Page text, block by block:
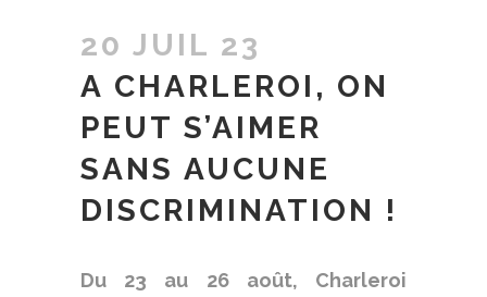
20 JUIL 23
A CHARLEROI, ON
PEUT S’AIMER
SANS AUCUNE
DISCRIMINATION !
Du 23 au 26 août, Charleroi